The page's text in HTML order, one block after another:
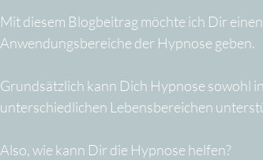
Mit diesem Blogbeitrag möchte ich Dir
Anwendungsbereiche der Hypnose geben.
Grundsätzlich kann Dich Hypnose sowohl
unterschiedlichen Lebensbereichen
Also, wie kann Dir die Hypnose helfen?